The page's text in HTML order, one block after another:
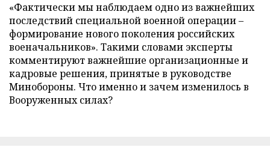
«Фактически мы наблюдаем одно из важнейших
последствий специальной военной операции –
формирование нового поколения российских
военачальников». Такими словами эксперты
комментируют важнейшие организационные и
кадровые решения, принятые в руководстве
Минобороны. Что именно и зачем изменилось в
Вооруженных силах?